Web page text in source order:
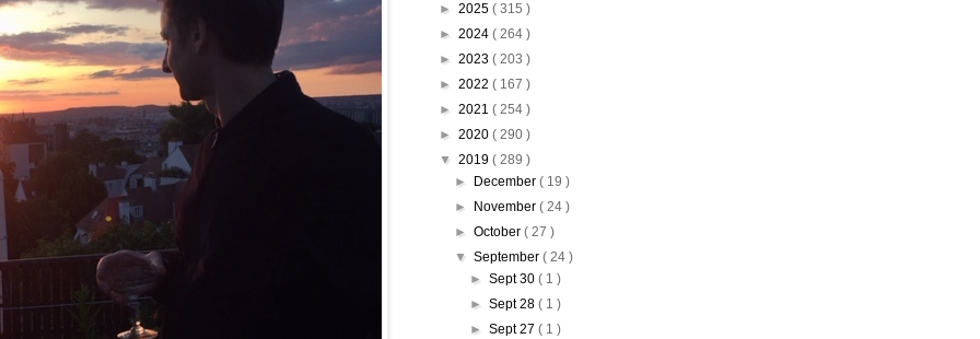
► 2025 ( 315 )
► 2024 ( 264 )
► 2023 ( 203 )
► 2022 ( 167 )
► 2021 ( 254 )
► 2020 ( 290 )
▼ 2019 ( 289 )
►
December ( 19 )
►
November ( 24 )
► October ( 27 )
▼ September ( 24 )
►Sept 30( 1 )
►Sept 28( 1 )
►Sept 27( 1 )